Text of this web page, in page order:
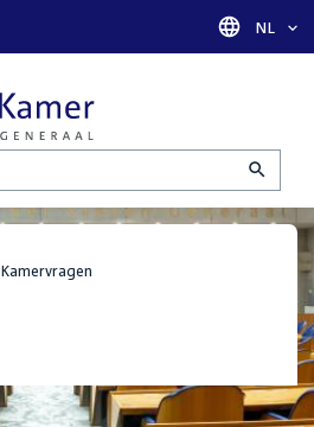
Taal
NL
Kamervragen